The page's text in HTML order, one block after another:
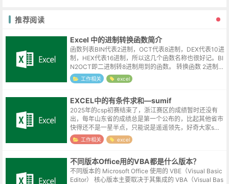
推荐阅读
Excel 中的进制转换函数简介
函数列表BIN代表2进制，OCT代表8进制，DEX代表10进
制，HEX代表16进制，所以这几个函数名称也很好记。BI
N2OCT即二进制转8进制用到的函数。 转换函数 2进制 8
进制 10进制 ...
工作相关 excel
EXCEL中的有条件求和—sumif
2025年的csp初赛结束了，浙江赛区的成绩暂时还没有
出，每年山东省的成绩总是第一个公布的，比起其他省市
快得还不是一星半点，只能说是遥遥领先，好奇大家s级
的成绩怎么样，所以就下载了某地的表格，想看一下高于
60分的大概有多少人。因为数据...
工作相关 excel
不同版本Office用的VBA都是什么版本？
不同版本的 Microsoft Office 使用的 VBE（Visual Basic
Editor） 核心版本主要取决于其集成的 VBA（Visual Bas